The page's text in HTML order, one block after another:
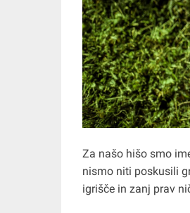
Za našo hišo smo
nismo niti poskusili
igrišče in zanj prav